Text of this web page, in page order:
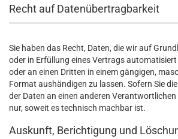
Recht auf Daten­übertrag­barkeit
Sie haben das Recht, Daten, die wir auf
oder in Erfüllung eines Vertrags
oder an einen Dritten in einem gängigen,
Format aushändigen zu lassen. Sofern Sie
der Daten an einen anderen
nur, soweit es technisch machbar ist.
Auskunft, Berichtigung und